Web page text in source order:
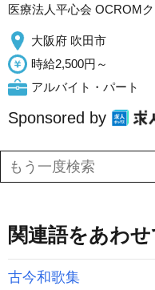
医療法人平心会 OCROM
大阪府 吹田市
時給2,500円～
アルバイト・パート
Sponsored by
関連語をあわ
古今和歌集